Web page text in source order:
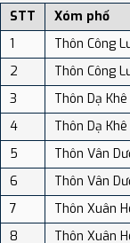
STT Xóm phố
1
Thôn Công
2
Thôn Công
3
Thôn Dạ Khê
4
Thôn Dạ Khê
5
Thôn Vân
6
Thôn Vân
7
Thôn Xuân
8
Thôn Xuân